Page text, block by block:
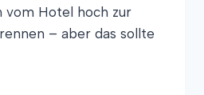
vom Hotel hoch zur
– aber das sollte